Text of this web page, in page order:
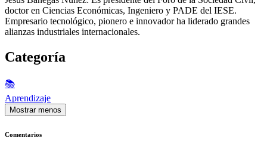
doctor en Ciencias Económicas, Ingeniero y PADE del IESE.
Empresario tecnológico, pionero e innovador ha liderado grandes
alianzas industriales internacionales.
Categoría
📚
Aprendizaje
Mostrar menos
Comentarios